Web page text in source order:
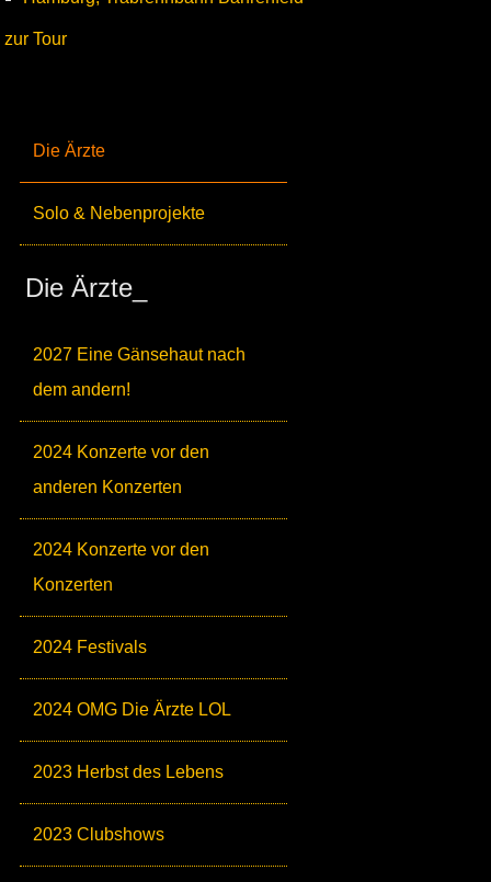
Die Ärzte
Solo & Nebenprojekte
Die Ärzte_
2027 Eine Gänsehaut nach
dem andern!
2024 Konzerte vor den
anderen Konzerten
2024 Konzerte vor den
Konzerten
2024 Festivals
2024 OMG Die Ärzte LOL
2023 Herbst des Lebens
2023 Clubshows
zur Tour